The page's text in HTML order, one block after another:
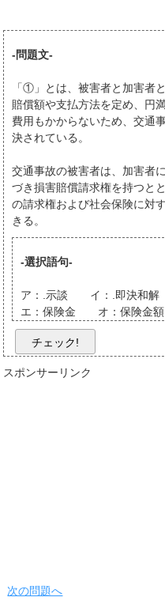
-問題文-
「①」とは、被害者と加害者
賠償額や支払方法を定め、円
費用もかからないため、交通
決されている。
交通事故の被害者は、加害者
づき損害賠償請求権を持つと
の請求権および社会保険に対
きる。
-選択語句-
ア：.示談 イ：.即決和
エ：保険金 オ：保険金
チェック!
スポンサーリンク
次の問題へ